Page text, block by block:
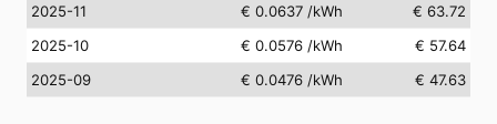
2025-11
€ 0.0637 /kWh
€ 63.72
2025-10
€ 0.0576 /kWh
€ 57.64
2025-09
€ 0.0476 /kWh € 47.63